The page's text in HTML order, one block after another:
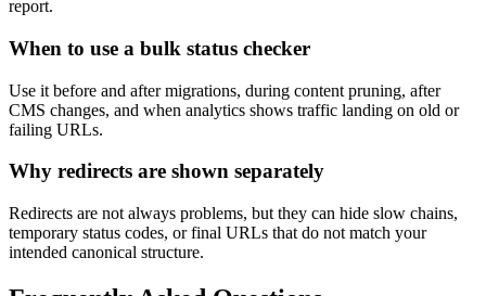
report.
When to use a bulk status checker
Use it before and after migrations, during content pruning, after
CMS changes, and when analytics shows traffic landing on old or
failing URLs.
Why redirects are shown separately
Redirects are not always problems, but they can hide slow chains,
temporary status codes, or final URLs that do not match your
intended canonical structure.